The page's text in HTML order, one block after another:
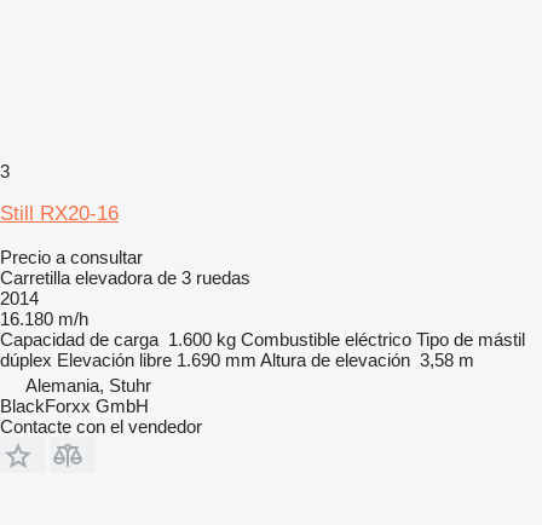
3
Still RX20-16
Precio a consultar
Carretilla elevadora de 3 ruedas
2014
16.180 m/h
Capacidad de carga 1.600 kg Combustible eléctrico Tipo de mástil
dúplex Elevación libre 1.690 mm Altura de elevación 3,58 m
Alemania, Stuhr
BlackForxx GmbH
Contacte con el vendedor